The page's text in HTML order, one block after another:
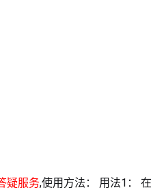
疑服务,使用方法： 用法1： 在